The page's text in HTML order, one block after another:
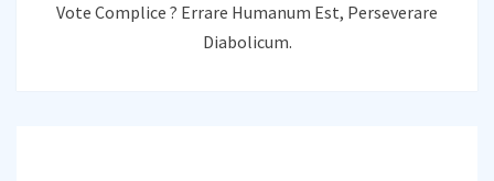
Vote Complice ? Errare Humanum Est, Perseverare
Diabolicum.